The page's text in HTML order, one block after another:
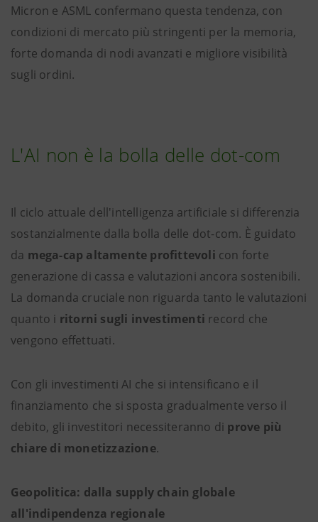
Micron e ASML confermano questa tendenza, con
condizioni di mercato più stringenti per la memoria,
forte domanda di nodi avanzati e migliore visibilità
sugli ordini.
L'AI non è la bolla delle dot-com
Il ciclo attuale dell'intelligenza artificiale si differenzia
sostanzialmente dalla bolla delle dot-com. È guidato
da mega-cap altamente profittevoli con forte
generazione di cassa e valutazioni ancora sostenibili.
La domanda cruciale non riguarda tanto le valutazioni
quanto i ritorni sugli investimenti record che
vengono effettuati.
Con gli investimenti AI che si intensificano e il
finanziamento che si sposta gradualmente verso il
debito, gli investitori necessiteranno di prove più
chiare di monetizzazione.
Geopolitica: dalla supply chain globale
all'indipendenza regionale